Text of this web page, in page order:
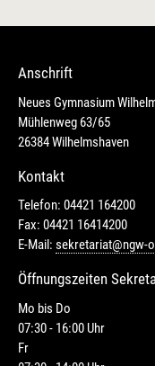
Anschrift
Neues Gymnasium
Mühlenweg 63/65
26384 Wilhelmshaven
Kontakt
Telefon: 04421 164200
Fax: 04421 16414200
E-Mail: sekretariat@ngw-
Öffnungszeiten
Mo bis Do
07:30 - 16:00 Uhr
Fr